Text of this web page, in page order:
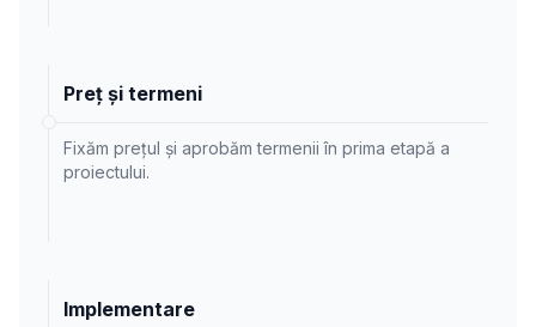
Preț și termeni
Fixăm prețul și aprobăm termenii în prima etapă a
proiectului.
Implementare